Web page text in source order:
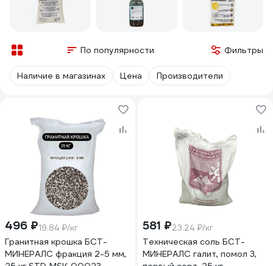
По популярности Фильтры
Наличие в магазинах Цена Производители
496 ₽19.84 ₽/кг
Гранитная крошка БСТ-
МИНЕРАЛС фракция 2-5 мм,
581 ₽23.24 ₽/кг
Техническая соль БСТ-
МИНЕРАЛС галит, помол 3,